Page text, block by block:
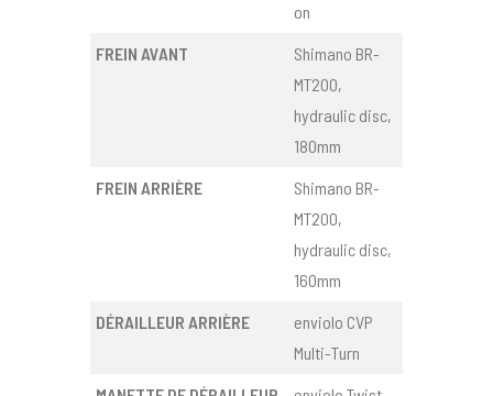
on
FREIN AVANT
Shimano BR-
MT200,
hydraulic disc,
180mm
FREIN ARRIÈRE
Shimano BR-
MT200,
hydraulic disc,
160mm
DÉRAILLEUR ARRIÈRE
enviolo CVP
Multi-Turn